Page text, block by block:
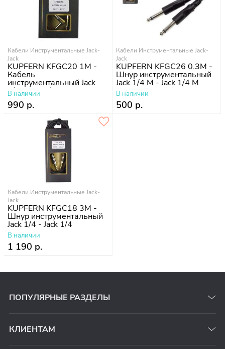
Кабели Инструментальные Jack-
Jack
KUPFERN KFGC20 1M -
Кабель
инструментальный Jack
1/4 - Jack 1/4 угловые
В наличии
990 р.
Кабели Инструментальные Jack-
Jack
KUPFERN KFGC26 0.3M -
Шнур инструментальный
Jack 1/4 M - Jack 1/4 M
В наличии
500 р.
Кабели Инструментальные Jack-
Jack
KUPFERN KFGC18 3M -
Шнур инструментальный
Jack 1/4 - Jack 1/4
В наличии
1 190 р.
ПОПУЛЯРНЫЕ РАЗДЕЛЫ
КЛИЕНТАМ